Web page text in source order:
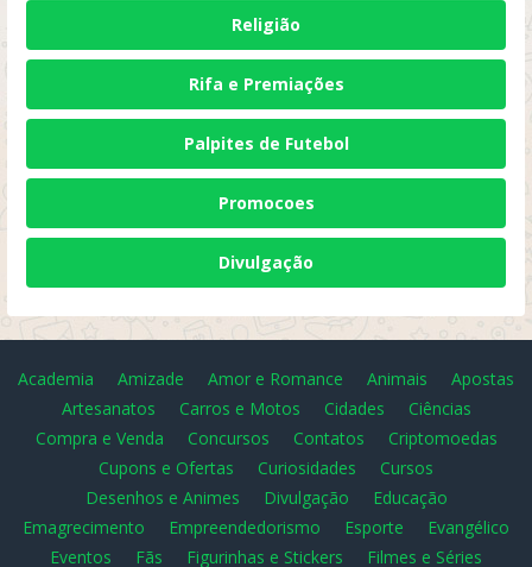
Religião
Rifa e Premiações
Palpites de Futebol
Promocoes
Divulgação
Academia Amizade Amor e Romance Animais
Apostas
Artesanatos
Carros e Motos Cidades
Ciências
Compra e Venda
Concursos Contatos
Criptomoedas
Cupons e Ofertas
Curiosidades
Cursos
Desenhos e Animes
Divulgação
Educação
Emagrecimento
Empreendedorismo Esporte
Evangélico
Eventos
Fãs Figurinhas e Stickers Filmes e Séries